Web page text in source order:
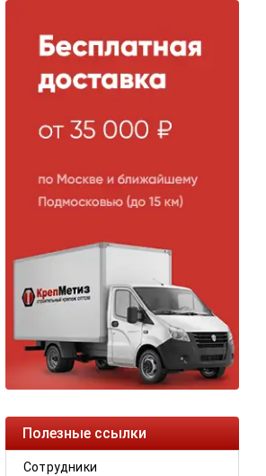
Полезные ссылки
Сотрудники